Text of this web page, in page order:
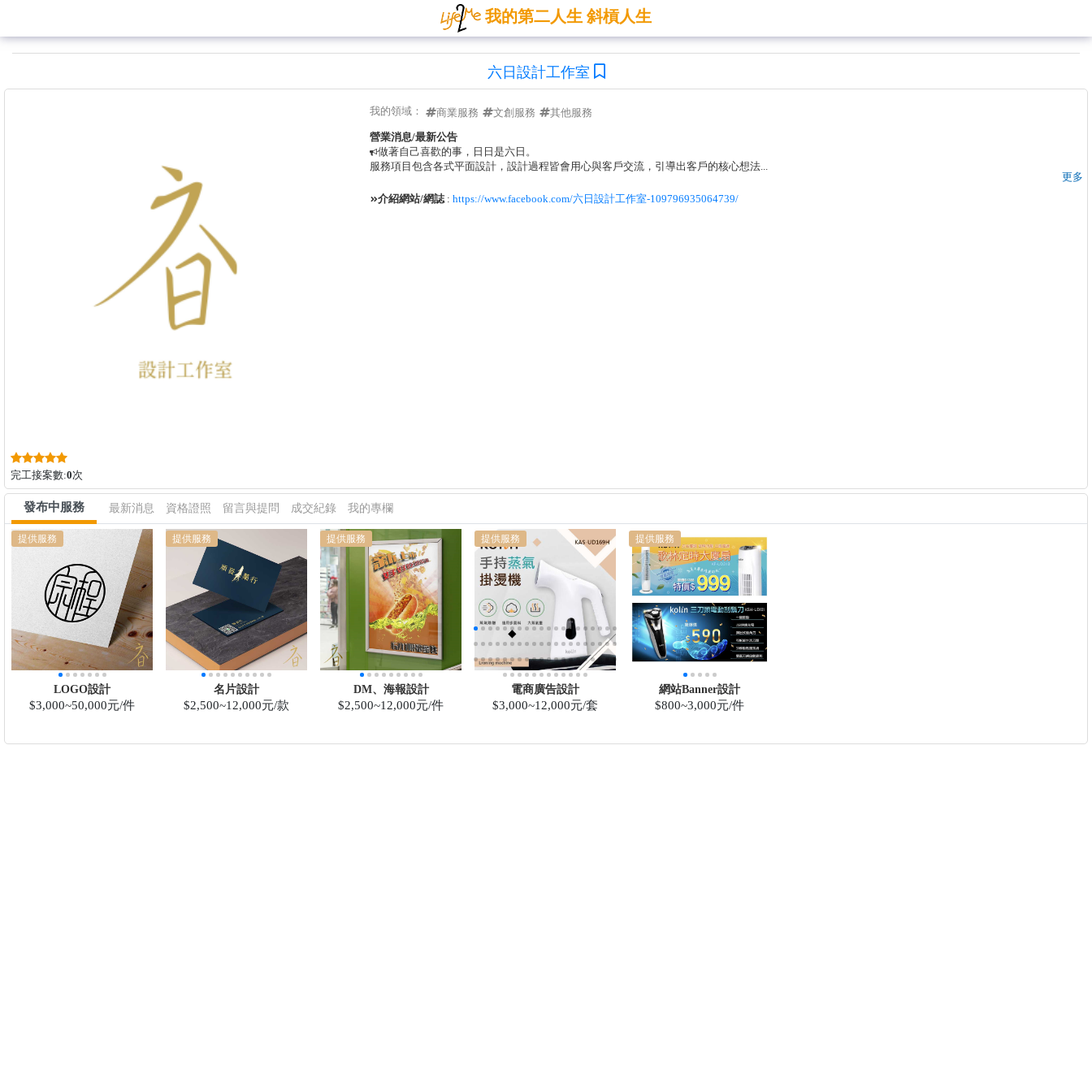
我的第二人生 斜槓人生
六日設計工作室
完工接案數:0次
我的領域： 商業服務 文創服務 其他服務
營業消息/最新公告
做著自己喜歡的事，日日是六日。
服務項目包含各式平面設計，設計過程皆會用心與客戶交流，引導出客戶的核心想法...
更多
介紹網站/網誌: https://www.facebook.com/六日設計工作室-109796935064739/
發布中服務 最新消息 資格證照 留言與提問 成交紀錄 我的專欄
提供服務
LOGO設計
$3,000~50,000元/件
提供服務
名片設計
$2,500~12,000元/款
提供服務
DM、海報設計
$2,500~12,000元/件
提供服務
電商廣告設計
$3,000~12,000元/套
提供服務
網站Banner設計
$800~3,000元/件